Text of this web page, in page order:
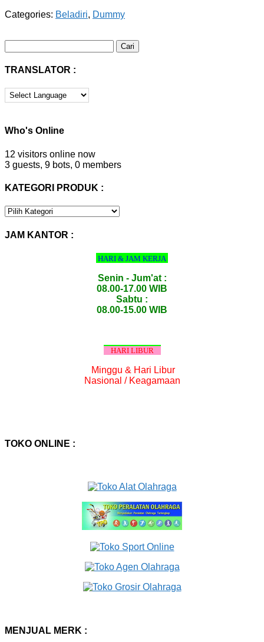
Categories: Beladiri, Dummy
untuk:
TRANSLATOR :
Who's Online
12 visitors online now
3 guests, 9 bots, 0 members
KATEGORI PRODUK :
KATEGORI
JAM KANTOR :
HARI & JAM KERJA
Senin - Jum'at :
08.00-17.00 WIB
Sabtu :
08.00-15.00 WIB
HARI LIBUR
Minggu & Hari Libur
Nasional / Keagamaan
TOKO ONLINE :
MENJUAL MERK :